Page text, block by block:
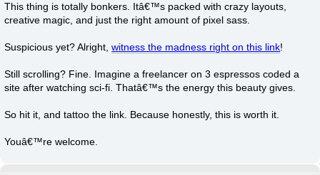
This thing is totally bonkers. Itâ€™s packed with crazy layouts,
creative magic, and just the right amount of pixel sass.
Suspicious yet? Alright,witness the madness right on this link!
Still scrolling? Fine. Imagine a freelancer on 3 espressos coded a
site after watching sci-fi. Thatâ€™s the energy this beauty gives.
So hit it, and tattoo the link. Because honestly, this is worth it.
Youâ€™re welcome.